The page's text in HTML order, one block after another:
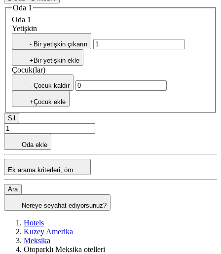
Oda 1
Oda 1
Yetişkin
- Bir yetişkin çıkarın
+Bir yetişkin ekle
Çocuk(lar)
- Çocuk kaldır
+Çocuk ekle
Sil
Oda ekle
Ek arama kriterleri, örn
Ara
Nereye seyahat ediyorsunuz?
Hotels
Kuzey Amerika
Meksika
Otoparklı Meksika otelleri